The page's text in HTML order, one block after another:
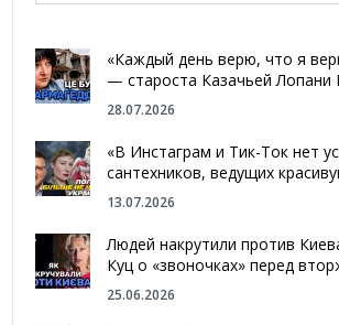
«Каждый день верю, что я
— староста Казачьей Лопани
28.07.2026
«В Инстаграм и Тик-Ток нет
сантехников, ведущих
13.07.2026
Людей накрутили против
Куц о «звоночках» перед
25.06.2026